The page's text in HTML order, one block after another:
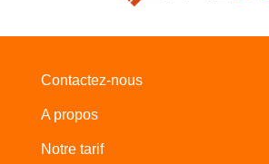
Contactez-nous
A propos
Notre tarif